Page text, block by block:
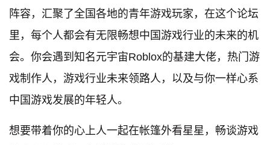
阵容，汇聚了全国各地的青年游戏玩家，在这个论坛
里，每个人都会有无限畅想中国游戏行业的未来的机
会。你会遇到知名元宇宙Roblox的基建大佬，热门游
戏制作人，游戏行业未来领路人，以及与你一样心系
中国游戏发展的年轻人。
想要带着你的心上人一起在帐篷外看星星，畅谈游戏